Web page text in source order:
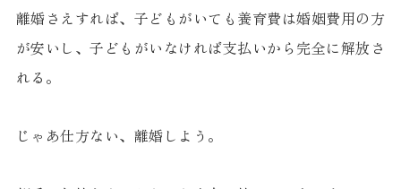
離婚さえすれば、子どもがいても養育費は婚姻費用の方
が安いし、子どもがいなければ支払いから完全に解放さ
れる。
じゃあ仕方ない、離婚しよう。